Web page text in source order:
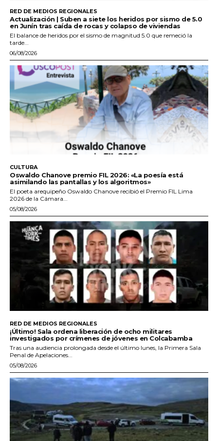
RED DE MEDIOS REGIONALES
Actualización | Suben a siete los heridos por sismo de 5.0
en Junín tras caída de rocas y colapso de viviendas
El balance de heridos por el sismo de magnitud 5.0 que remeció la
tarde...
06/08/2026
CULTURA
Oswaldo Chanove premio FIL 2026: «La poesía está
asimilando las pantallas y los algoritmos»
El poeta arequipeño Oswaldo Chanove recibió el Premio FIL Lima
2026 de la Cámara...
05/08/2026
RED DE MEDIOS REGIONALES
¡Último! Sala ordena liberación de ocho militares
investigados por crímenes de jóvenes en Colcabamba
Tras una audiencia prolongada desde el último lunes, la Primera Sala
Penal de Apelaciones...
05/08/2026